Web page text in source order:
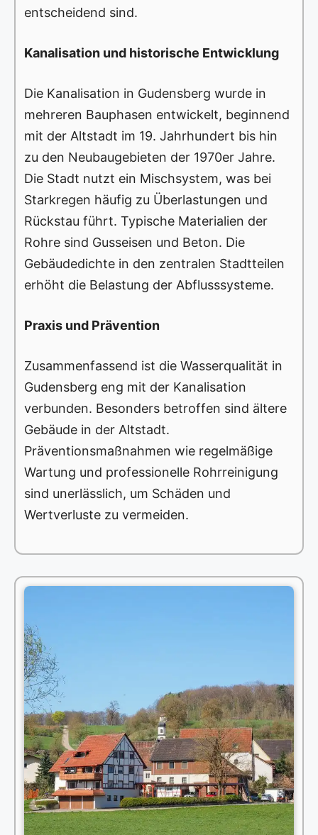
entscheidend sind.
Kanalisation und historische Entwicklung
Die Kanalisation in Gudensberg wurde in
mehreren Bauphasen entwickelt, beginnend
mit der Altstadt im 19. Jahrhundert bis hin
zu den Neubaugebieten der 1970er Jahre.
Die Stadt nutzt ein Mischsystem, was bei
Starkregen häufig zu Überlastungen und
Rückstau führt. Typische Materialien der
Rohre sind Gusseisen und Beton. Die
Gebäudedichte in den zentralen Stadtteilen
erhöht die Belastung der Abflusssysteme.
Praxis und Prävention
Zusammenfassend ist die Wasserqualität in
Gudensberg eng mit der Kanalisation
verbunden. Besonders betroffen sind ältere
Gebäude in der Altstadt.
Präventionsmaßnahmen wie regelmäßige
Wartung und professionelle Rohrreinigung
sind unerlässlich, um Schäden und
Wertverluste zu vermeiden.